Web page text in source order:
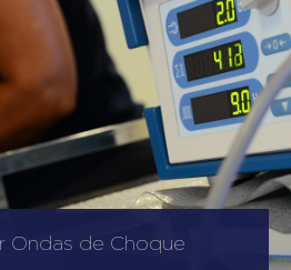
Ondas de Choque